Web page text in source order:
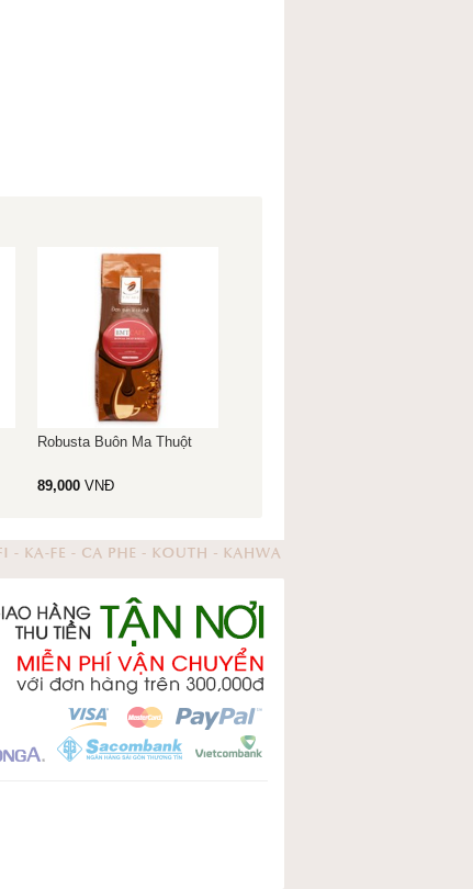
Robusta Buôn Ma Thuột
89,000 VNĐ